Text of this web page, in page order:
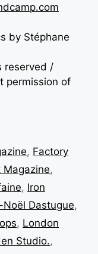
by Stéphane
reserved /
permission of
, Factory
Magazine,
, Iron
Noël Dastugue,
, London
Studio.,